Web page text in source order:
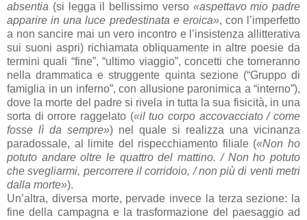
absentia (si legga il bellissimo verso «aspettavo mio padre
apparire in una luce predestinata e eroica», con l’imperfetto
a non sancire mai un vero incontro e l’insistenza allitterativa
sui suoni aspri) richiamata obliquamente in altre poesie da
termini quali “fine”, “ultimo viaggio”, concetti che torneranno
nella drammatica e struggente quinta sezione (“Gruppo di
famiglia in un inferno”, con allusione paronimica a “interno”),
dove la morte del padre si rivela in tutta la sua fisicità, in una
sorta di orrore raggelato («il tuo corpo accovacciato / come
fosse lì da sempre») nel quale si realizza una vicinanza
paradossale, al limite del rispecchiamento filiale («Non ho
potuto andare oltre le quattro del mattino. / Non ho potuto
che svegliarmi, percorrere il corridoio, / non più di venti metri
dalla morte»).
Un’altra, diversa morte, pervade invece la terza sezione: la
fine della campagna e la trasformazione del paesaggio ad